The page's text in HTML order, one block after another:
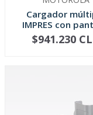
Cargador
IMPRES con
LCD (DGP ...
AGOTADO
$941.230